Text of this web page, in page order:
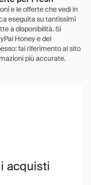
acquisti